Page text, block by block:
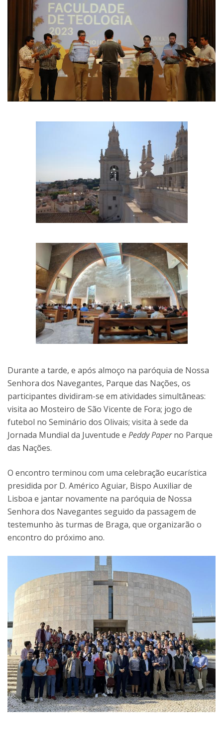
Durante a tarde, e após almoço na paróquia de Nossa
Senhora dos Navegantes, Parque das Nações, os
participantes dividiram-se em atividades simultâneas:
visita ao Mosteiro de São Vicente de Fora; jogo de
futebol no Seminário dos Olivais; visita à sede da
Jornada Mundial da Juventude e Peddy Paperno Parque
das Nações.
O encontro terminou com uma celebração eucarística
presidida por D. Américo Aguiar, Bispo Auxiliar de
Lisboa e jantar novamente na paróquia de Nossa
Senhora dos Navegantes seguido da passagem de
testemunho às turmas de Braga, que organizarão o
encontro do próximo ano.